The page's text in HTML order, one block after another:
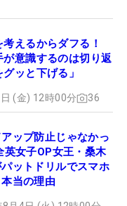
考えるからダフる！
が意識するのは切り返
ッと下げる」
(金) 12時00分 36
ップ防止じゃなかっ
英女子OP女王・桑木
ットドリルでスマホ
当の理由